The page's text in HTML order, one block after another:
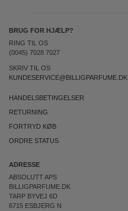
BRUG FOR HJÆLP?
RING TIL OS
(0045) 7028 7027
SKRIV TIL OS
KUNDESERVICE@BILLIGPARFUME.DK
HANDELSBETINGELSER
RETURNING
FORTRYD KØB
ORDRE STATUS
ADRESSE
ABSOLUTT APS
BILLIGPARFUME.DK
TARP BYVEJ 6D
6715 ESBJERG N